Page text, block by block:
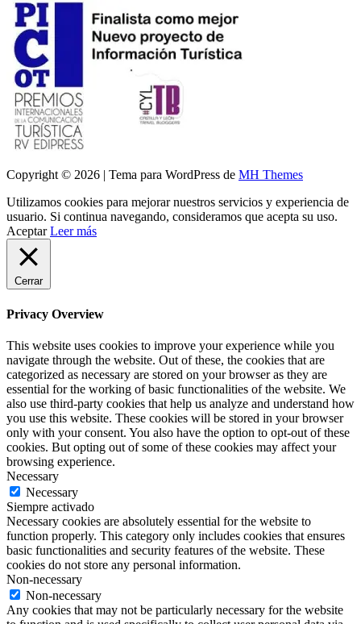
Copyright © 2026 | Tema para WordPress de MH Themes
Utilizamos cookies para mejorar nuestros servicios y experiencia de
usuario. Si continua navegando, consideramos que acepta su uso.
Aceptar Leer más
Cerrar
Privacy Overview
This website uses cookies to improve your experience while you
navigate through the website. Out of these, the cookies that are
categorized as necessary are stored on your browser as they are
essential for the working of basic functionalities of the website. We
also use third-party cookies that help us analyze and understand how
you use this website. These cookies will be stored in your browser
only with your consent. You also have the option to opt-out of these
cookies. But opting out of some of these cookies may affect your
browsing experience.
Necessary
Necessary
Siempre activado
Necessary cookies are absolutely essential for the website to
function properly. This category only includes cookies that ensures
basic functionalities and security features of the website. These
cookies do not store any personal information.
Non-necessary
Non-necessary
Any cookies that may not be particularly necessary for the website